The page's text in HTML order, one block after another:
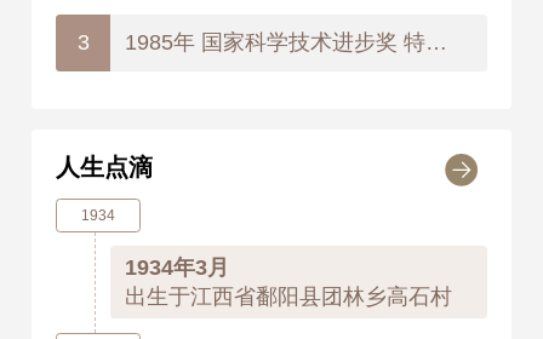
3 1985年 国家科学技术进步奖 特等奖
人生点滴
1934
1934年3月
出生于江西省鄱阳县团林乡高石村